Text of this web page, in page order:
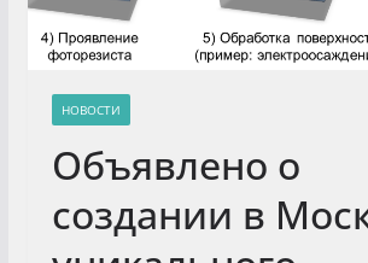
НОВОСТИ
Объявлено о
создании в